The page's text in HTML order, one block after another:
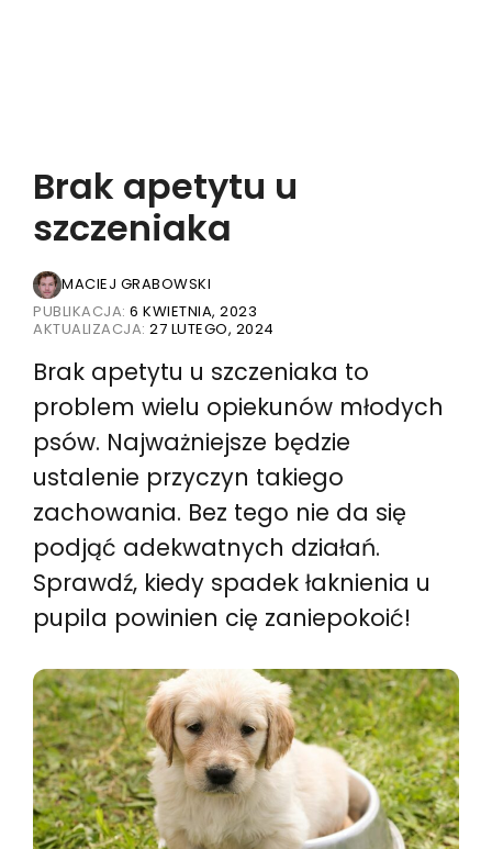
Brak apetytu u
szczeniaka
MACIEJ GRABOWSKI
PUBLIKACJA: 6 KWIETNIA, 2023
AKTUALIZACJA: 27 LUTEGO, 2024
Brak apetytu u szczeniaka to
problem wielu opiekunów młodych
psów. Najważniejsze będzie
ustalenie przyczyn takiego
zachowania. Bez tego nie da się
podjąć adekwatnych działań.
Sprawdź, kiedy spadek łaknienia u
pupila powinien cię zaniepokoić!